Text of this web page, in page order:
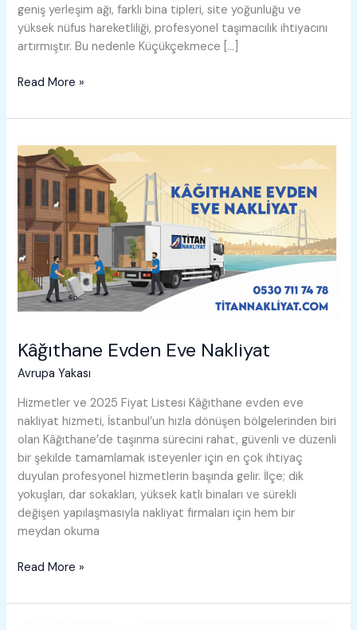
geniş yerleşim ağı, farklı bina tipleri, site yoğunluğu ve
yüksek nüfus hareketliliği, profesyonel taşımacılık ihtiyacını
artırmıştır. Bu nedenle Küçükçekmece […]
Küçükçekmece
Eve
Read More »
Kâğıthane Evden Eve Nakliyat
Avrupa Yakası
Hizmetler ve 2025 Fiyat Listesi Kâğıthane evden eve
nakliyat hizmeti, İstanbul’un hızla dönüşen bölgelerinden biri
olan Kâğıthane’de taşınma sürecini rahat, güvenli ve düzenli
bir şekilde tamamlamak isteyenler için en çok ihtiyaç
duyulan profesyonel hizmetlerin başında gelir. İlçe; dik
yokuşları, dar sokakları, yüksek katlı binaları ve sürekli
değişen yapılaşmasıyla nakliyat firmaları için hem bir
meydan okuma
Kâğıthane
Eve
Read More »